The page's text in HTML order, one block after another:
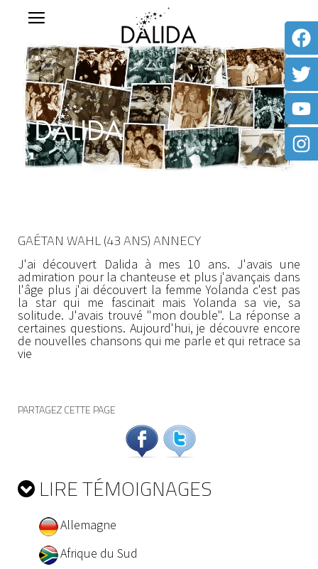
GAÉTAN WAHL (43 ANS) ANNECY
J'ai découvert Dalida à mes 10 ans. J'avais une
admiration pour la chanteuse et plus j'avançais dans
l'âge plus j'ai découvert la femme Yolanda c'est pas
la star qui me fascinait mais Yolanda sa vie, sa
solitude. J'avais trouvé "mon double". La réponse a
certaines questions. Aujourd'hui, je découvre encore
de nouvelles chansons qui me parle et qui retrace sa
vie
PARTAGEZ CETTE PAGE
LIRE TÉMOIGNAGES
Allemagne
Afrique du Sud